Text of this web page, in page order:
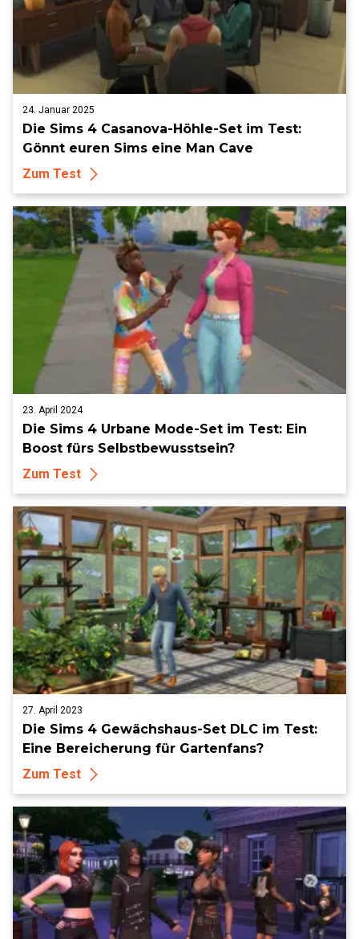
24. Januar 2025
Die Sims 4 Casanova-Höhle-Set im Test:
Gönnt euren Sims eine Man Cave
Zum Test
23. April 2024
Die Sims 4 Urbane Mode-Set im Test: Ein
Boost fürs Selbstbewusstsein?
Zum Test
27. April 2023
Die Sims 4 Gewächshaus-Set DLC im Test:
Eine Bereicherung für Gartenfans?
Zum Test